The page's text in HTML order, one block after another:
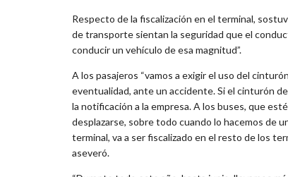
Respecto de la fiscalización en el terminal,
de transporte sientan la seguridad que el
conducir un vehículo de esa magnitud”.
A los pasajeros “vamos a exigir el uso del
eventualidad, ante un accidente. Si el cinturón
la notificación a la empresa. A los buses, que
desplazarse, sobre todo cuando lo hacemos de
terminal, va a ser fiscalizado en el resto de los
aseveró.